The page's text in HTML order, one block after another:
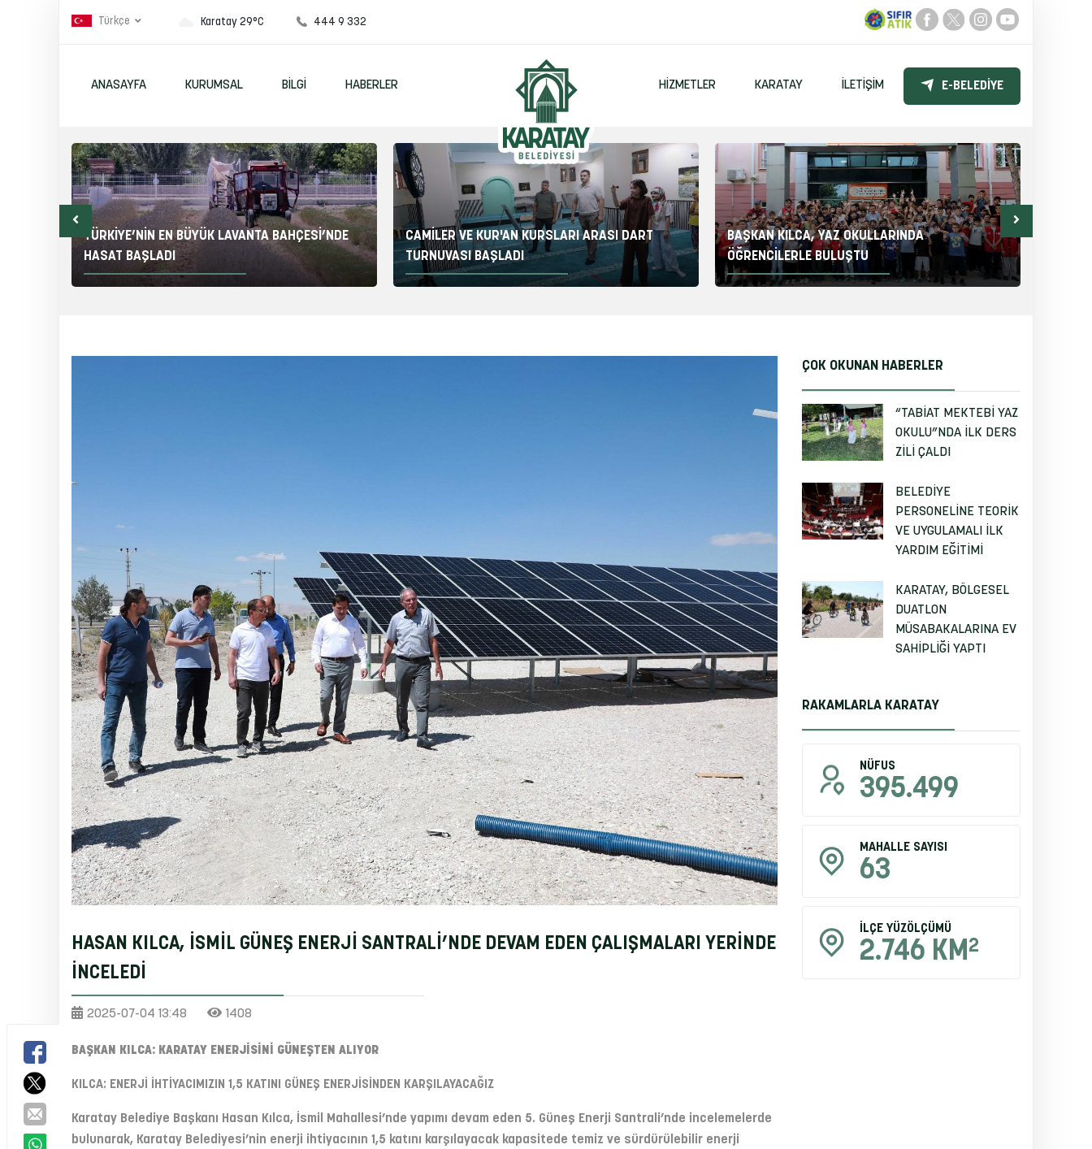
Türkçe Karatay 29°C 444 9 332
ANASAYFA KURUMSAL BILGI HABERLER HIZMETLER KARATAY İLETIŞIM E-BELEDIYE
TÜRKİYE’NİN EN BÜYÜK LAVANTA BAHÇESİ’NDE
HASAT BAŞLADI
CAMİLER VE KUR'AN KURSLARI ARASI DART
TURNUVASI BAŞLADI
BAŞKAN KILCA, YAZ OKULLARINDA
ÖĞRENCİLERLE BULUŞTU
HASAN KILCA, İSMİL GÜNEŞ ENERJİ SANTRALİ’NDE DEVAM EDEN ÇALIŞMALARI YERİNDE
İNCELEDİ
2025-07-04 13:48 1408
BAŞKAN KILCA: KARATAY ENERJİSİNİ GÜNEŞTEN ALIYOR
KILCA: ENERJİ İHTİYACIMIZIN 1,5 KATINI GÜNEŞ ENERJİSİNDEN KARŞILAYACAĞIZ
Karatay Belediye Başkanı Hasan Kılca, İsmil Mahallesi’nde yapımı devam eden 5. Güneş Enerji Santrali’nde incelemelerde
bulunarak, Karatay Belediyesi’nin enerji ihtiyacının 1,5 katını karşılayacak kapasitede temiz ve sürdürülebilir enerji
ÇOK OKUNAN HABERLER
“TABİAT MEKTEBİ YAZ
OKULU”NDA İLK DERS
ZİLİ ÇALDI
BELEDİYE
PERSONELİNE TEORİK
VE UYGULAMALI İLK
YARDIM EĞİTİMİ
KARATAY, BÖLGESEL
DUATLON
MÜSABAKALARINA EV
SAHİPLİĞİ YAPTI
RAKAMLARLA KARATAY
NÜFUS
395.499
MAHALLE SAYISI
63
İLÇE YÜZÖLÇÜMÜ
2.746 KM2